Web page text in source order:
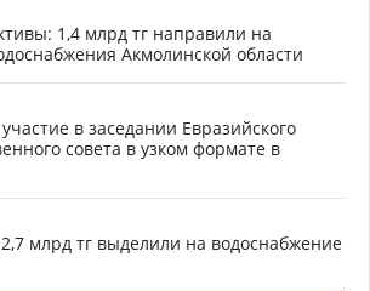
1,4 млрд тг направили на
Акмолинской области
в заседании Евразийского
совета в узком формате в
млрд тг выделили на водоснабжение